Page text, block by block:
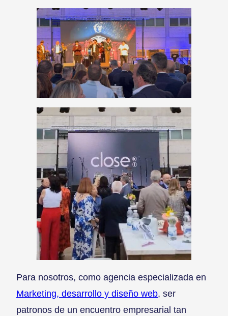
Para nosotros, como agencia especializada en
Marketing, desarrollo y diseño web, ser
patronos de un encuentro empresarial tan